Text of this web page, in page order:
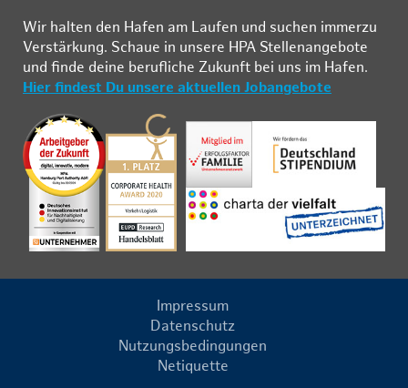
Wir hal­ten den Ha­fen am Lau­fen und su­chen im­mer­zu
Ver­stär­kung. Schau­e in un­se­re HPA Stel­len­an­ge­bo­te
und fin­de deine be­ruf­li­che Zu­kunft bei uns im Ha­fen.
Hier findest Du unsere aktuellen Jobangebote
Impressum
Datenschutz
Nutzungsbedingungen
Netiquette